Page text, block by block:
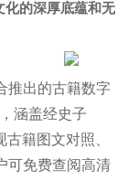
化的深厚底蕴和无
推出的古籍数字
涵盖经史子
籍图文对照、
可免费查阅高清